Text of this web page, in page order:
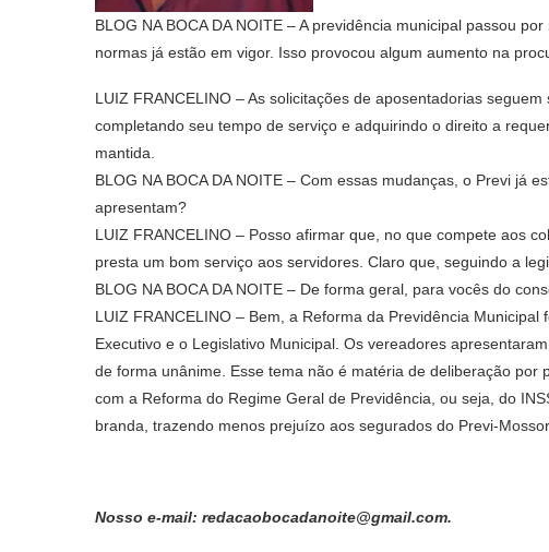
BLOG NA BOCA DA NOITE – A previdência municipal passou
normas já estão em vigor. Isso provocou algum aumento na
LUIZ FRANCELINO – As solicitações de aposentadorias
completando seu tempo de serviço e adquirindo o direito a
mantida.
BLOG NA BOCA DA NOITE – Com essas mudanças, o Previ já
apresentam?
LUIZ FRANCELINO – Posso afirmar que, no que compete aos
presta um bom serviço aos servidores. Claro que, seguindo a
BLOG NA BOCA DA NOITE – De forma geral, para vocês do
LUIZ FRANCELINO – Bem, a Reforma da Previdência
Executivo e o Legislativo Municipal. Os vereadores
de forma unânime. Esse tema não é matéria de deliberação
com a Reforma do Regime Geral de Previdência, ou seja, do
branda, trazendo menos prejuízo aos segurados do Previ-
Nosso e-mail: redacaobocadanoite@gmail.com.